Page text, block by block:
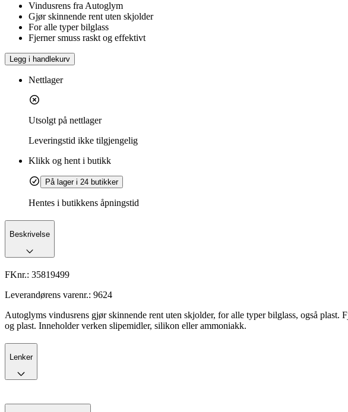
Vindusrens fra Autoglym
Gjør skinnende rent uten skjolder
For alle typer bilglass
Fjerner smuss raskt og effektivt
Legg i handlekurv
Nettlager
Utsolgt på nettlager
Leveringstid ikke tilgjengelig
Klikk og hent i butikk
På lager i 24 butikker
Hentes i butikkens åpningstid
Beskrivelse
FKnr.: 35819499
Leverandørens varenr.: 9624
Autoglyms vindusrens gjør skinnende rent uten skjolder, for alle typer bilglass, også
og plast. Inneholder verken slipemidler, silikon eller ammoniakk.
Lenker